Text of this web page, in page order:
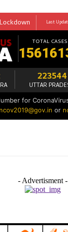
- Advertisment -